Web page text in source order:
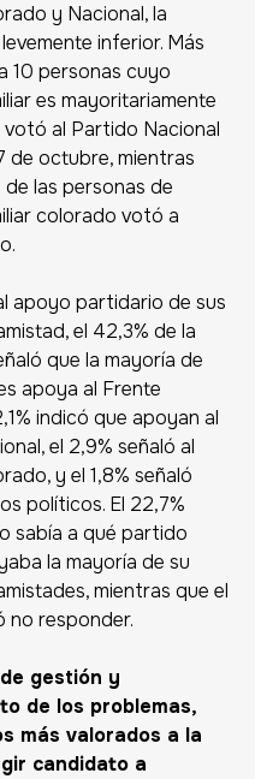
y Nacional, la
inferior. Más
10 personas cuyo
es mayoritariamente
votó al Partido Nacional
de octubre, mientras
de las personas de
colorado votó a
apoyo partidario de sus
el 42,3% de la
que la mayoría de
apoya al Frente
indicó que apoyan al
el 2,9% señaló al
y el 1,8% señaló
políticos. El 22,7%
sabía a qué partido
la mayoría de su
mientras que el
no responder.
gestión y
de los problemas,
más valorados a la
candidato a